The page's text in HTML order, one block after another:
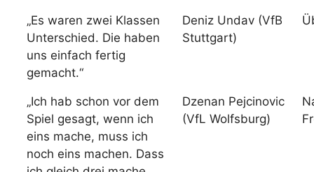
„Es waren zwei Klassen
Unterschied. Die haben
uns einfach fertig
gemacht.“
Deniz Undav (VfB
Stuttgart)
„Ich hab schon vor dem
Spiel gesagt, wenn ich
eins mache, muss ich
noch eins machen. Dass
Dzenan Pejcinovic
(VfL Wolfsburg)